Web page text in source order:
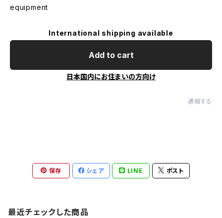
equipment
International shipping available
Add to cart
日本国内にお住まいの方向け
通報する
保存 シェア LINE ポスト
最近チェックした商品